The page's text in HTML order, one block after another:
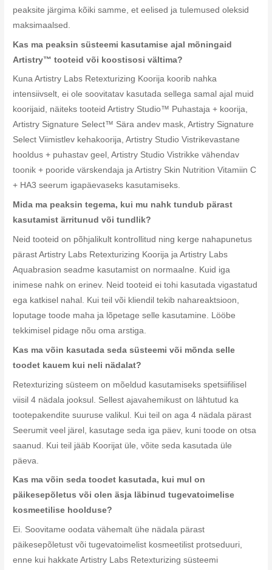
peaksite järgima kõiki samme, et eelised ja tulemused oleksid
maksimaalsed.
Kas ma peaksin süsteemi kasutamise ajal mõningaid
Artistry™ tooteid või koostisosi vältima?
Kuna Artistry Labs Retexturizing Koorija koorib nahka
intensiivselt, ei ole soovitatav kasutada sellega samal ajal muid
koorijaid, näiteks tooteid Artistry Studio™ Puhastaja + koorija,
Artistry Signature Select™ Sära andev mask, Artistry Signature
Select Viimistlev kehakoorija, Artistry Studio Vistrikevastane
hooldus + puhastav geel, Artistry Studio Vistrikke vähendav
toonik + pooride värskendaja ja Artistry Skin Nutrition Vitamiin C
+ HA3 seerum igapäevaseks kasutamiseks.
Mida ma peaksin tegema, kui mu nahk tundub pärast
kasutamist ärritunud või tundlik?
Neid tooteid on põhjalikult kontrollitud ning kerge nahapunetus
pärast Artistry Labs Retexturizing Koorija ja Artistry Labs
Aquabrasion seadme kasutamist on normaalne. Kuid iga
inimese nahk on erinev. Neid tooteid ei tohi kasutada vigastatud
ega katkisel nahal. Kui teil või kliendil tekib nahareaktsioon,
loputage toode maha ja lõpetage selle kasutamine. Lööbe
tekkimisel pidage nõu oma arstiga.
Kas ma võin kasutada seda süsteemi või mõnda selle
toodet kauem kui neli nädalat?
Retexturizing süsteem on mõeldud kasutamiseks spetsiifilisel
viisil 4 nädala jooksul. Sellest ajavahemikust on lähtutud ka
tootepakendite suuruse valikul. Kui teil on aga 4 nädala pärast
Seerumit veel järel, kasutage seda iga päev, kuni toode on otsa
saanud. Kui teil jääb Koorijat üle, võite seda kasutada üle
päeva.
Kas ma võin seda toodet kasutada, kui mul on
päikesepõletus või olen äsja läbinud tugevatoimelise
kosmeetilise hoolduse?
Ei. Soovitame oodata vähemalt ühe nädala pärast
päikesepõletust või tugevatoimelist kosmeetilist protseduuri,
enne kui hakkate Artistry Labs Retexturizing süsteemi